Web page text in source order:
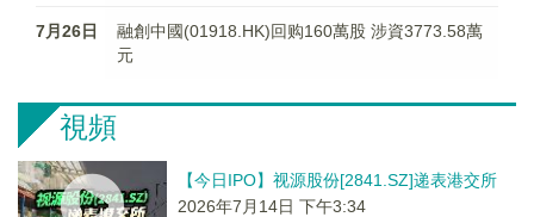
7月26日
融創中國(01918.HK)回购160萬股 涉資3773.58萬
元
視頻
【今日IPO】视源股份[2841.SZ]递表港交所
2026年7月14日 下午3:34